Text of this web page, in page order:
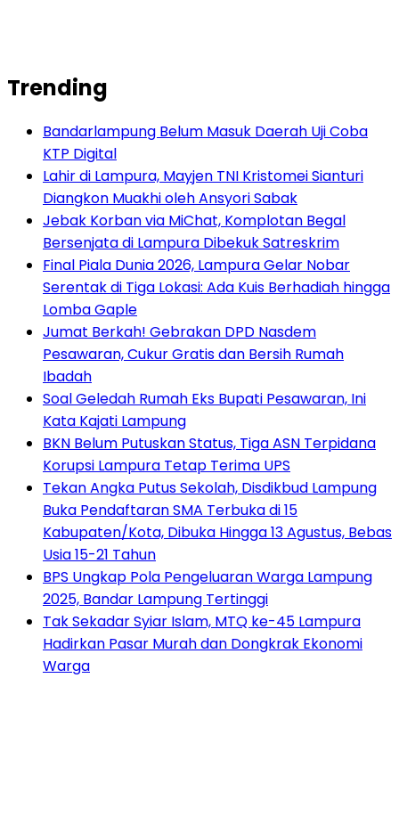
Trending
Bandarlampung Belum Masuk Daerah Uji Coba
KTP Digital
Lahir di Lampura, Mayjen TNI Kristomei Sianturi
Diangkon Muakhi oleh Ansyori Sabak
Jebak Korban via MiChat, Komplotan Begal
Bersenjata di Lampura Dibekuk Satreskrim
Final Piala Dunia 2026, Lampura Gelar Nobar
Serentak di Tiga Lokasi: Ada Kuis Berhadiah hingga
Lomba Gaple
Jumat Berkah! Gebrakan DPD Nasdem
Pesawaran, Cukur Gratis dan Bersih Rumah
Ibadah
Soal Geledah Rumah Eks Bupati Pesawaran, Ini
Kata Kajati Lampung
BKN Belum Putuskan Status, Tiga ASN Terpidana
Korupsi Lampura Tetap Terima UPS
Tekan Angka Putus Sekolah, Disdikbud Lampung
Buka Pendaftaran SMA Terbuka di 15
Kabupaten/Kota, Dibuka Hingga 13 Agustus, Bebas
Usia 15-21 Tahun
BPS Ungkap Pola Pengeluaran Warga Lampung
2025, Bandar Lampung Tertinggi
Tak Sekadar Syiar Islam, MTQ ke-45 Lampura
Hadirkan Pasar Murah dan Dongkrak Ekonomi
Warga